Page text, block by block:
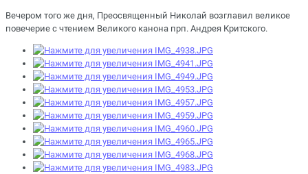
Вечером того же дня, Преосвященный Николай возглавил великое
повечерие с чтением Великого канона прп. Андрея Критского.